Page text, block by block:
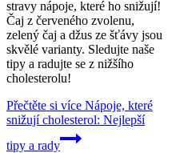
stravy nápoje, které ho snižují!
Čaj z červeného zvolenu,
zelený čaj a džus ze šťávy jsou
skvělé varianty. Sledujte naše
tipy a radujte se z nižšího
cholesterolu!
Přečtěte si více Nápoje, které
snižují cholesterol: Nejlepší
tipy a rady